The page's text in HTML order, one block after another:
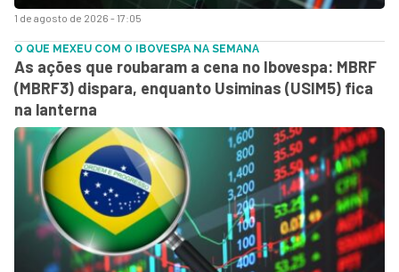
1 de agosto de 2026 - 17:05
O QUE MEXEU COM O IBOVESPA NA SEMANA
As ações que roubaram a cena no Ibovespa: MBRF
(MBRF3) dispara, enquanto Usiminas (USIM5) fica
na lanterna